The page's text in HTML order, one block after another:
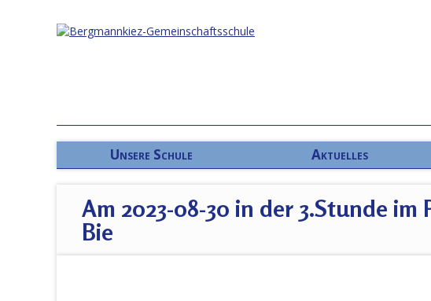
Unsere Schule Aktuelles
Am 2023-08-30 in der 3.Stunde im
Bie